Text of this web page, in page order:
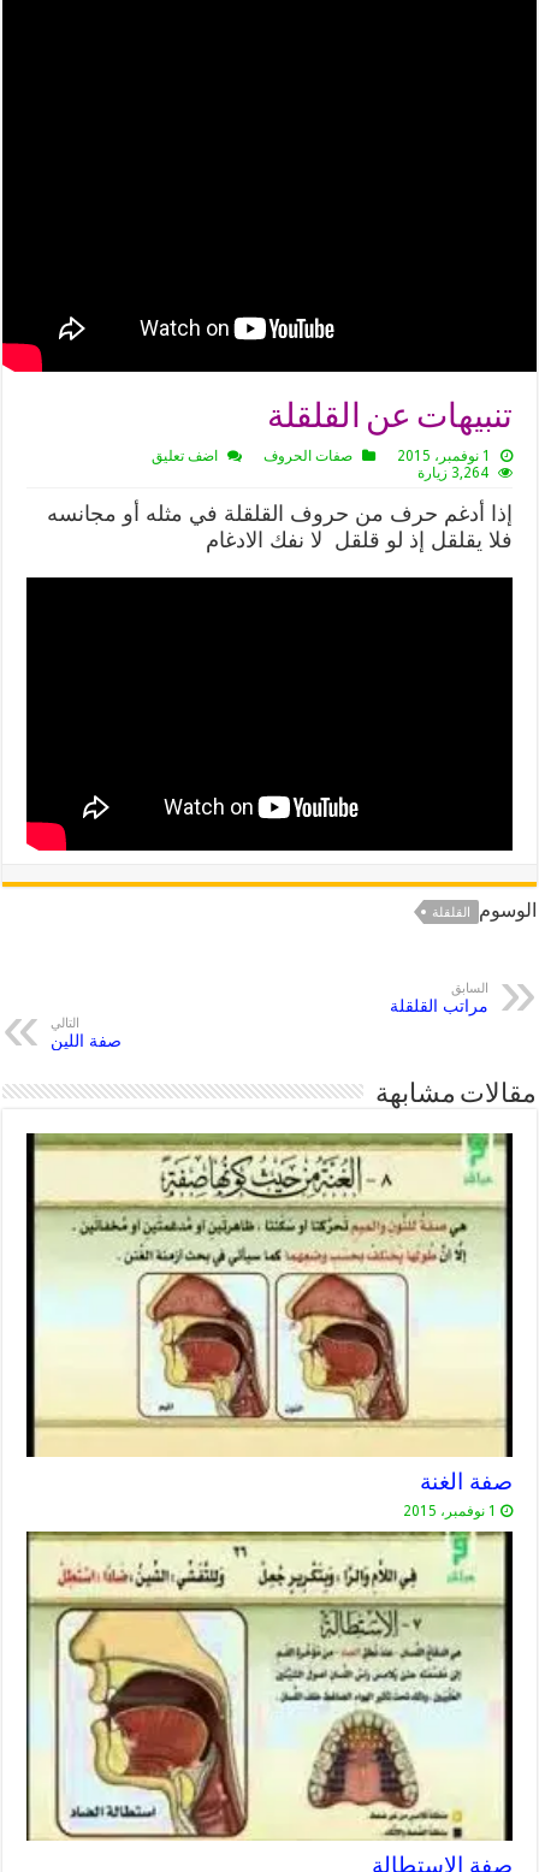
تنبيهات عن القلقلة
1 نوفمبر، 2015 صفات الحروف
اضف تعليق
3,264 زيارة
إذا أدغم حرف من حروف القلقلة في مثله أو مجانسه
فلا يقلقل إذ لو قلقل لا نفك الادغام
الوسوم القلقلة
السابق
مراتب القلقلة
التالي
صفة اللين
مقالات مشابهة
صفة الغنة
1 نوفمبر، 2015
صفة الاستطالة